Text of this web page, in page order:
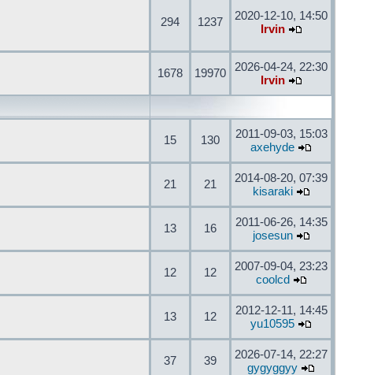
294 1237
2020-12-10, 14:50
Irvin
1678 19970
2026-04-24, 22:30
Irvin
15 130
2011-09-03, 15:03
axehyde
21 21
2014-08-20, 07:39
kisaraki
13 16
2011-06-26, 14:35
josesun
12 12
2007-09-04, 23:23
coolcd
13 12
2012-12-11, 14:45
yu10595
37 39
2026-07-14, 22:27
gygyggyy